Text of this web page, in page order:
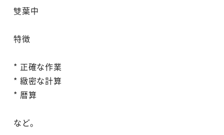
雙葉中
特徴
* 正確な作業
* 緻密な計算
* 暦算
など。